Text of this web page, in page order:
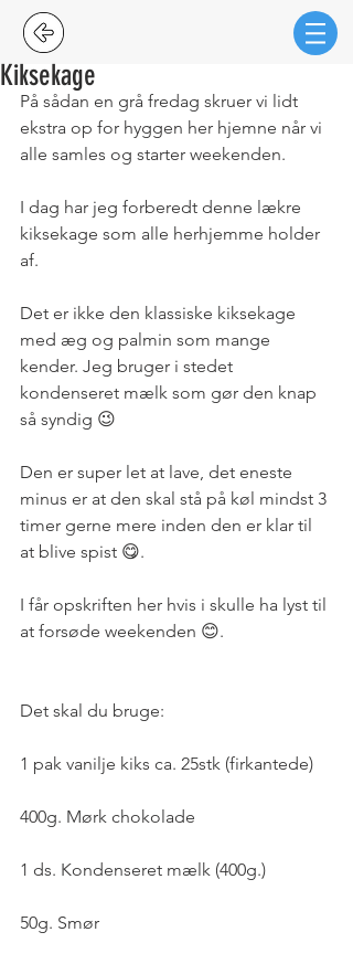
Kiksekage
På sådan en grå fredag skruer vi lidt
ekstra op for hyggen her hjemne når vi
alle samles og starter weekenden.
I dag har jeg forberedt denne lækre
kiksekage som alle herhjemme holder
af.
Det er ikke den klassiske kiksekage
med æg og palmin som mange
kender. Jeg bruger i stedet
kondenseret mælk som gør den knap
så syndig 😉
Den er super let at lave, det eneste
minus er at den skal stå på køl mindst 3
timer gerne mere inden den er klar til
at blive spist 😋.
I får opskriften her hvis i skulle ha lyst til
at forsøde weekenden 😊.
Det skal du bruge:
1 pak vanilje kiks ca. 25stk (firkantede)
400g. Mørk chokolade
1 ds. Kondenseret mælk (400g.)
50g. Smør